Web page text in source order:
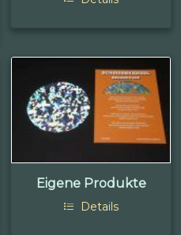
Eigene Produkte
Details